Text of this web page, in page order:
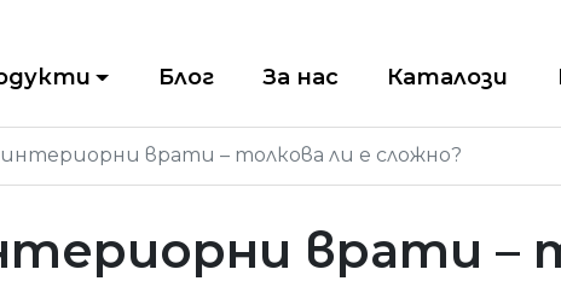
Блог За нас Каталози
врати – толкова ли е сложно?
врати –